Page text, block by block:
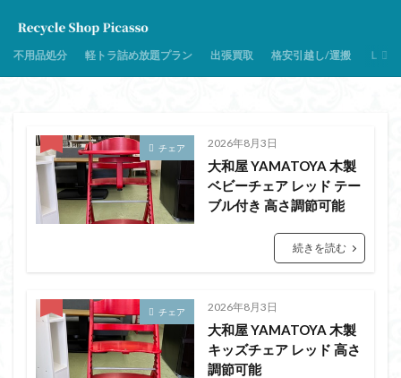
不用品処分 軽トラ詰め放題プラン 出張買取 格安引越し/運搬 ＬＩ
チェア 2026年8月3日
大和屋 YAMATOYA 木製
ベビーチェア レッド テー
ブル付き 高さ調節可能
続きを読む
チェア 2026年8月3日
大和屋 YAMATOYA 木製
キッズチェア レッド 高さ
調節可能